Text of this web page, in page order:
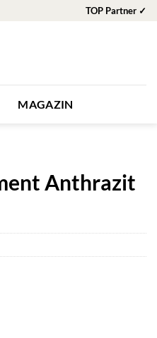
TOP Partner ✓
MAGAZIN
Anthrazit